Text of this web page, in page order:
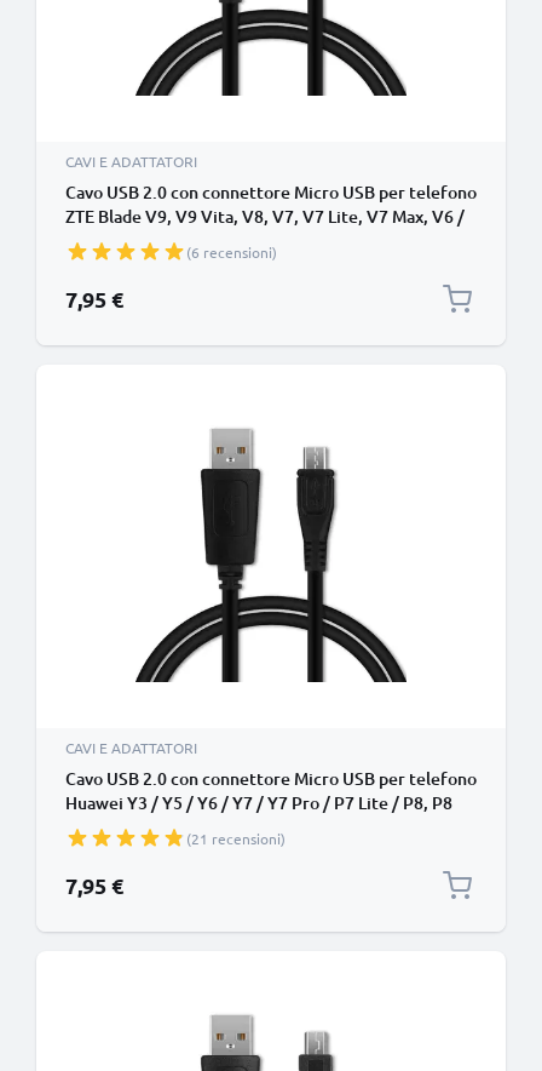
CAVI E ADATTATORI
Cavo USB 2.0 con connettore Micro USB per telefono
ZTE Blade V9, V9 Vita, V8, V7, V7 Lite, V7 Max, V6 /
L6, L5, L3 / Axon Mini / A452 / S6 filo di 1m cavetto
dati & ricarica 1A in PVC nero per cellulare
(6 recensioni)
7,95 €
CAVI E ADATTATORI
Cavo USB 2.0 con connettore Micro USB per telefono
Huawei Y3 / Y5 / Y6 / Y7 / Y7 Pro / P7 Lite / P8, P8
Lite / P9 Lite / Honor 8x filo di 1m cavetto dati &
ricarica 1A in PVC nero per cellulare
(21 recensioni)
7,95 €